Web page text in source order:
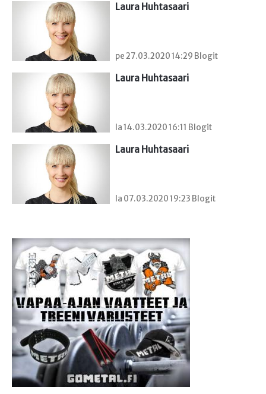
Laura Huhtasaari
pe 27.03.2020 14:29 Blogit
Laura Huhtasaari
la 14.03.2020 16:11 Blogit
Laura Huhtasaari
la 07.03.2020 19:23 Blogit